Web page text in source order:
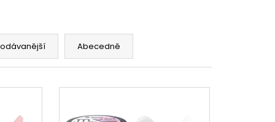
Abecedně